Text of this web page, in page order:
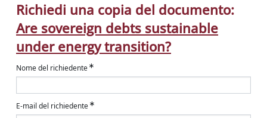
Richiedi una copia del documento:
Are sovereign debts sustainable
under energy transition?
Nome del richiedente
E-mail del richiedente